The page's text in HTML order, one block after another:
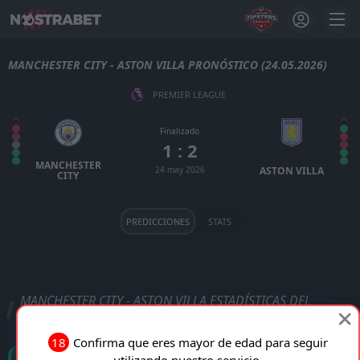
MANCHESTER CITY - ASTON VILLA PRONÓSTICO (24.05.2026)
PREMIER LEAGUE
MANCHESTER
CITY
Finalizado
1 : 2
24 may 2026 ASTON VILLA
PREDICCIONES STATS
MANCHESTER CITY - ASTON VILLA ESTADÍSTICAS DEL
18 Confirma que eres mayor de edad para seguir